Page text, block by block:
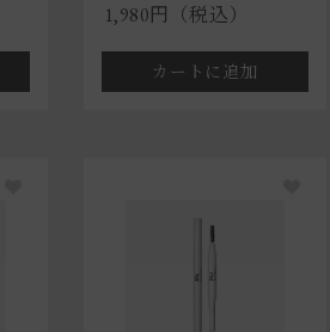
1,980円（税込）
カートに追加